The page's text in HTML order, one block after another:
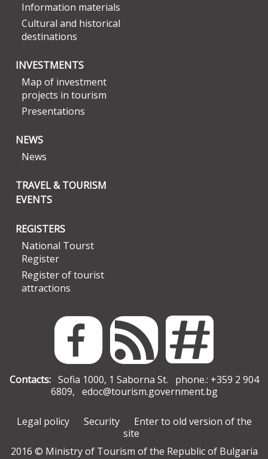
Information materials
Cultural and historical
destinations
INVESTMENTS
Map of investment
projects in tourism
Presentations
NEWS
News
TRAVEL & TOURISM
EVENTS
REGISTERS
National Tourst
Register
Register of tourist
attractions
Contacts:Sofia 1000, 1 Saborna St. phone.: +359 2 904
6809, edoc@tourism.government.bg
Legal policy Security
Enter to old version of the
site
2016 © Ministry of Tourism of the Republic of Bulgaria